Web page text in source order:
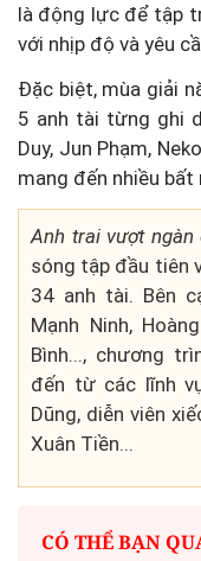
là động lực để tập
với nhịp độ và yêu
Đặc biệt, mùa giải
5 anh tài từng ghi
Duy, Jun Phạm,
mang đến nhiều bất
Anh trai vượt ngàn
sóng tập đầu tiên
34 anh tài. Bên
Mạnh Ninh,
Bình..., chương
đến từ các lĩnh
Dũng, diễn viên
Xuân Tiền...
CÓ THỂ BẠN